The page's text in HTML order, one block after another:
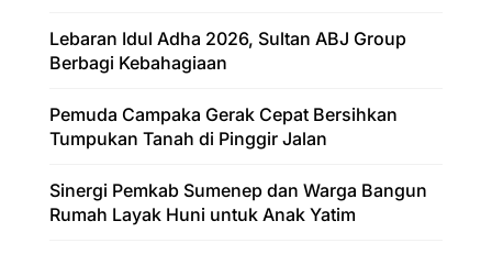
Lebaran Idul Adha 2026, Sultan ABJ Group
Berbagi Kebahagiaan
Pemuda Campaka Gerak Cepat Bersihkan
Tumpukan Tanah di Pinggir Jalan
Sinergi Pemkab Sumenep dan Warga Bangun
Rumah Layak Huni untuk Anak Yatim